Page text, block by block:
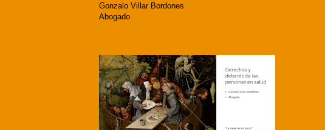
Gonzalo Villar Bordones
Abogado